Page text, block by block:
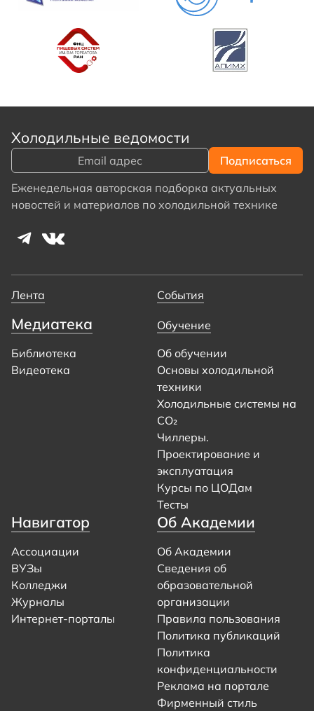
Холодильные ведомости
Еженедельная авторская подборка актуальных
новостей и материалов по холодильной технике
Лента События
Медиатека
Библиотека
Видеотека
Обучение
Об обучении
Основы холодильной
техники
Холодильные системы на
CO₂
Чиллеры.
Проектирование и
эксплуатация
Курсы по ЦОДам
Тесты
Навигатор
Ассоциации
ВУЗы
Колледжи
Журналы
Интернет-порталы
Об Академии
Об Академии
Сведения об
образовательной
организации
Правила пользования
Политика публикаций
Политика
конфиденциальности
Реклама на портале
Фирменный стиль